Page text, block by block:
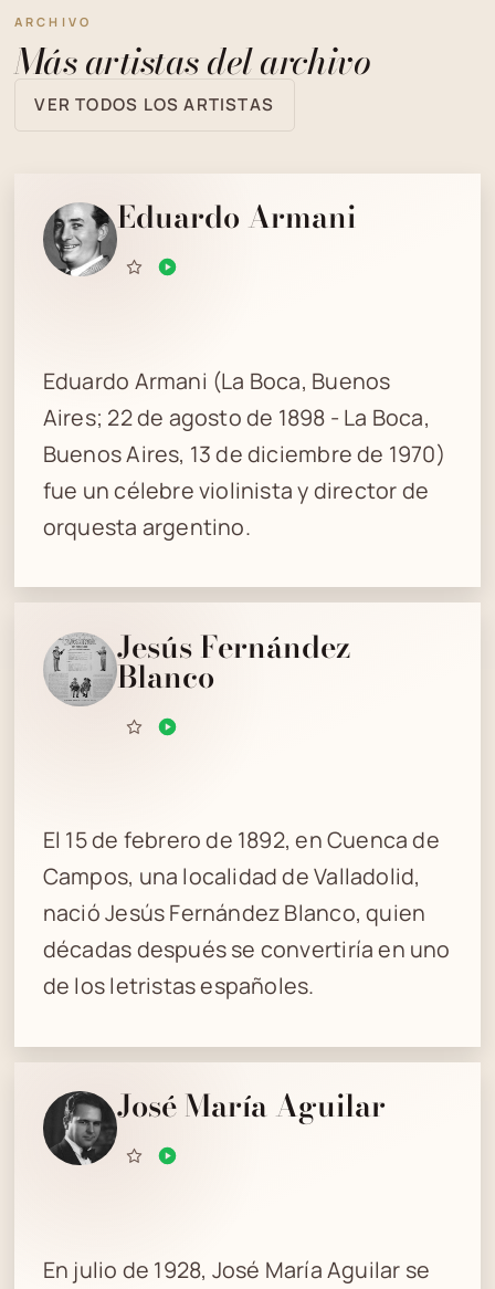
ARCHIVO
Más artistas del archivo
VER TODOS LOS ARTISTAS
Eduardo Armani
Eduardo Armani (La Boca, Buenos
Aires; 22 de agosto de 1898 - La Boca,
Buenos Aires, 13 de diciembre de 1970)
fue un célebre violinista y director de
orquesta argentino.
Jesús Fernández
Blanco
El 15 de febrero de 1892, en Cuenca de
Campos, una localidad de Valladolid,
nació Jesús Fernández Blanco, quien
décadas después se convertiría en uno
de los letristas españoles.
José María Aguilar
En julio de 1928, José María Aguilar se